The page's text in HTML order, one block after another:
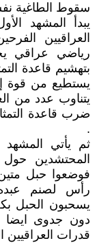
سقوط الطاغية
يبدأ المشهد
العراقيين
رياضي عراقي
بتهشيم قاعدة
يستطيع من قوة
يتناوب عدد من
ضرب قاعدة
.
ثم يأتي
المحتشدين
فوضعوا حبل
رأس لصنم عبده
يسحبون الحبل
دون جدوى ايضا
قدرات